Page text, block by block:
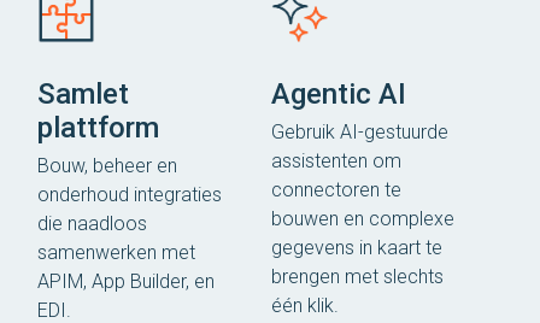
Samlet
plattform
Bouw, beheer en
onderhoud integraties
die naadloos
samenwerken met
APIM, App Builder, en
EDI.
Agentic AI
Gebruik AI-gestuurde
assistenten om
connectoren te
bouwen en complexe
gegevens in kaart te
brengen met slechts
één klik.